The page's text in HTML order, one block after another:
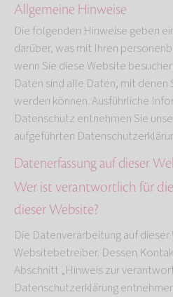
Allgemeine Hinweise
Die folgenden Hinweise geben
darüber, was mit Ihren
wenn Sie diese Website
Daten sind alle Daten, mit
werden können. Ausführliche
Datenschutz entnehmen Sie
aufgeführten
Datenerfassung auf dieser
Wer ist verantwortlich für
dieser Website?
Die Datenverarbeitung auf
Websitebetreiber. Dessen
Abschnitt „Hinweis zur
Datenschutzerklärung